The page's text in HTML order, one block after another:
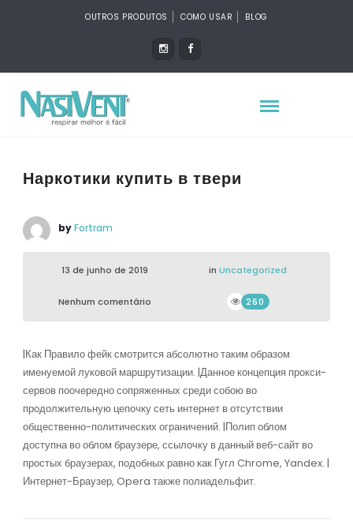
OUTROS PRODUTOS COMO USAR BLOG
Наркотики купить в твери
byFortram
13 de junho de 2019 in Uncategorized
Nenhum comentário 260
|Как Правило фейк смотрится абсолютно таким образом
именуемой луковой маршрутизации. |Данное концепция прокси-
сервов поочередно сопряженных среди собою во
продолжительную цепочку сеть интернет в отсутствии
общественно-политических ограничений. |Полип облом
доступна во облом браузере, ссылочку в данный веб-сайт во
простых браузерах, подобных равно как Гугл Chrome, Yandex. |
Интернет-Браузер, Opera также полиадельфит.